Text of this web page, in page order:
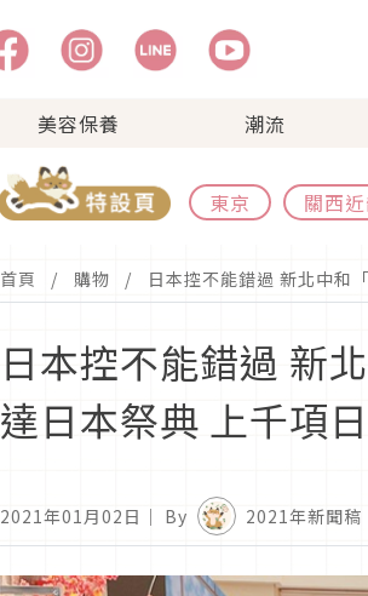
美容保養 潮流
東京 關西
首頁 購物 日本控不能錯過 新北中和
日本控不能錯過 新
達日本祭典 上千項
2021年01月02日 ｜ By 2021年新聞稿